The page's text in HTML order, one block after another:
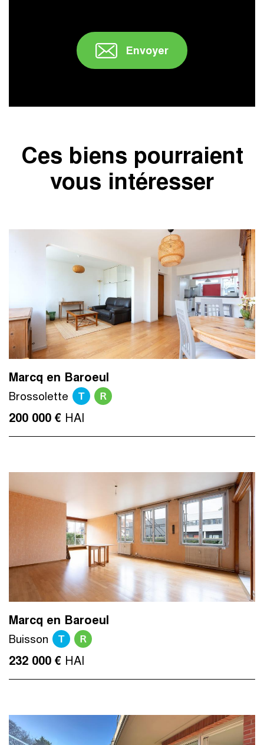
Envoyer
Ces biens pourraient
vous intéresser
Marcq en Baroeul
Brossolette T R
200 000 € HAI
Marcq en Baroeul
Buisson T R
232 000 € HAI